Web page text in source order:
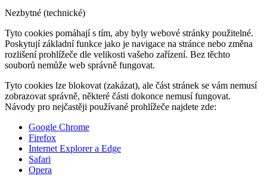
Nezbytné (technické)
Tyto cookies pomáhají s tím, aby byly webové stránky použitelné.
Poskytují základní funkce jako je navigace na stránce nebo změna
rozlišení prohlížeče dle velikosti vašeho zařízení. Bez těchto
souborů nemůže web správně fungovat.
Tyto cookies lze blokovat (zakázat), ale část stránek se vám nemusí
zobrazovat správně, některé části dokonce nemusí fungovat.
Návody pro nejčastěji používané prohlížeče najdete zde:
Google Chrome
Firefox
Internet Explorer a Edge
Safari
Opera